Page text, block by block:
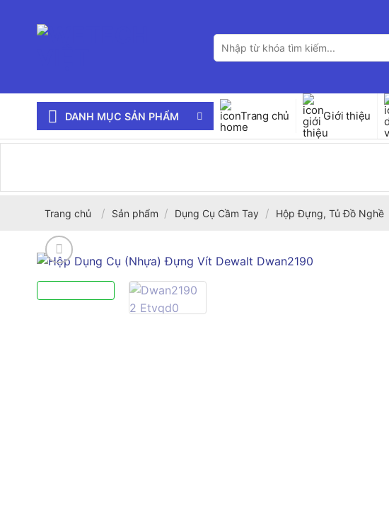
Tìm
kiếm:
DANH MỤC SẢN PHẨM Trang chủ Giới thiệu
Trang chủ / Sản phẩm / Dụng Cụ Cầm Tay / Hộp Đựng, Tủ Đồ Nghề